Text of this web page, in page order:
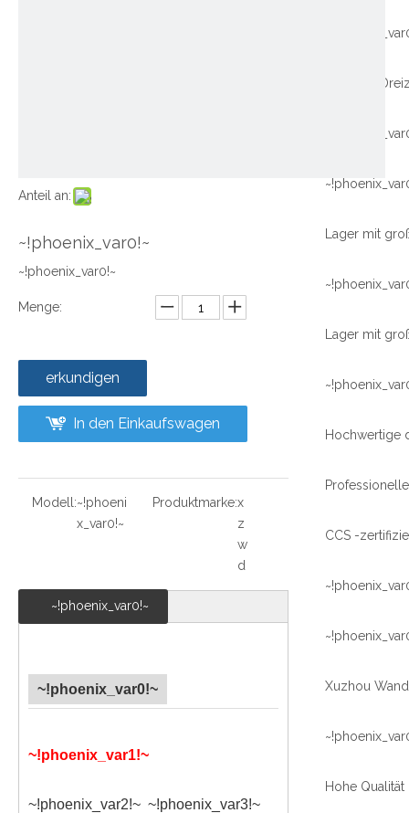
Anteil an:
~!phoenix_var0!~
~!phoenix_var0!~
Menge:
erkundigen
In den Einkaufswagen
Modell:~!phoeni
x_var0!~
Produktmarke:x
z
w
d
~!phoenix_var0!~
~!phoenix_var0!~
~!phoenix_var1!~
~!phoenix_var2!~ ~!phoenix_var3!~